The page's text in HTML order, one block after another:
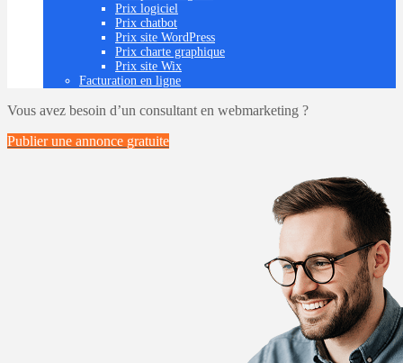
Prix logiciel
Prix chatbot
Prix site WordPress
Prix charte graphique
Prix site Wix
Facturation en ligne
Vous avez besoin d’un consultant en webmarketing ?
Publier une annonce gratuite